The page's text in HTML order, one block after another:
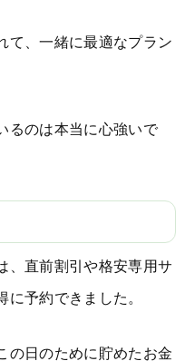
て、一緒に最適なプラン
るのは本当に心強いで
、直前割引や格安専用サ
に予約できました。
の日のために貯めたお金